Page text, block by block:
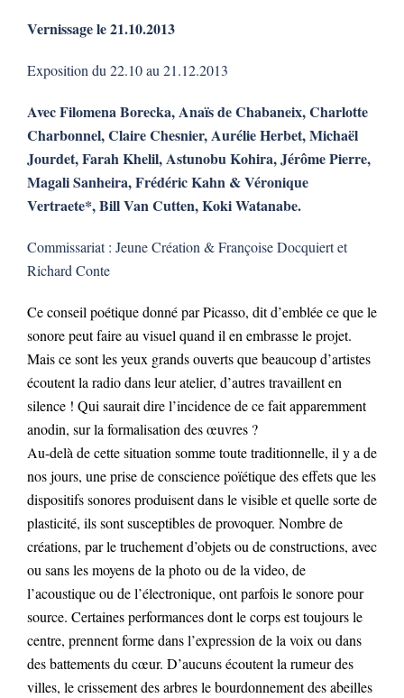
Vernissage le 21.10.2013
Exposition du 22.10 au 21.12.2013
Avec Filomena Borecka, Anaïs de Chabaneix, Charlotte
Charbonnel, Claire Chesnier, Aurélie Herbet, Michaël
Jourdet, Farah Khelil, Astunobu Kohira, Jérôme Pierre,
Magali Sanheira, Frédéric Kahn & Véronique
Vertraete*, Bill Van Cutten, Koki Watanabe.
Commissariat : Jeune Création & Françoise Docquiert et
Richard Conte
Ce conseil poétique donné par Picasso, dit d’emblée ce que le
sonore peut faire au visuel quand il en embrasse le projet.
Mais ce sont les yeux grands ouverts que beaucoup d’artistes
écoutent la radio dans leur atelier, d’autres travaillent en
silence ! Qui saurait dire l’incidence de ce fait apparemment
anodin, sur la formalisation des œuvres ?
Au-delà de cette situation somme toute traditionnelle, il y a de
nos jours, une prise de conscience poïétique des effets que les
dispositifs sonores produisent dans le visible et quelle sorte de
plasticité, ils sont susceptibles de provoquer. Nombre de
créations, par le truchement d’objets ou de constructions, avec
ou sans les moyens de la photo ou de la video, de
l’acoustique ou de l’électronique, ont parfois le sonore pour
source. Certaines performances dont le corps est toujours le
centre, prennent forme dans l’expression de la voix ou dans
des battements du cœur. D’aucuns écoutent la rumeur des
villes, le crissement des arbres le bourdonnement des abeilles